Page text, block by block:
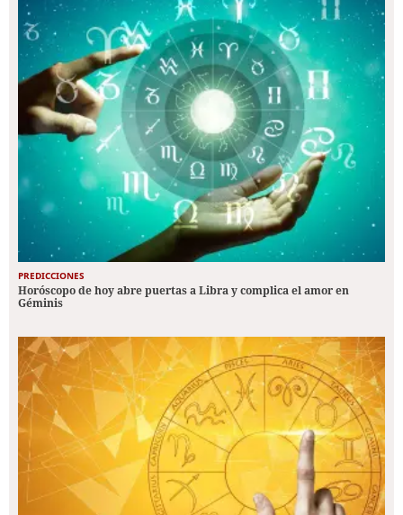
PREDICCIONES
Horóscopo de hoy abre puertas a Libra y complica el amor en
Géminis